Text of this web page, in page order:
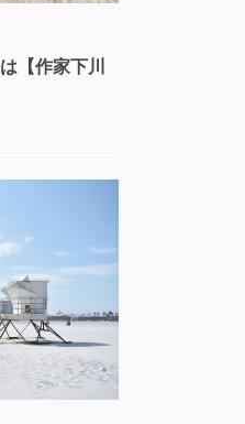
【作家下川